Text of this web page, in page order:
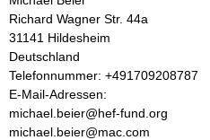
a
l
t
Richard Wagner Str. 44a
31141 Hildesheim
Deutschland
K
o
n
t
Telefonnummer: +491709208787
E-Mail-Adressen:
michael.beier@hef-fund.org
michael.beier@mac.com